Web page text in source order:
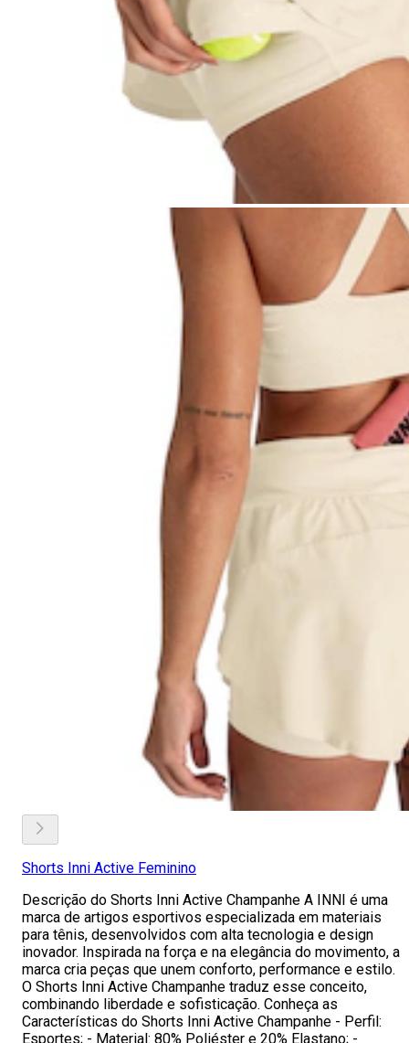
Shorts Inni Active Feminino
Descrição do Shorts Inni Active Champanhe A INNI é uma
marca de artigos esportivos especializada em materiais
para tênis, desenvolvidos com alta tecnologia e design
inovador. Inspirada na força e na elegância do movimento, a
marca cria peças que unem conforto, performance e estilo.
O Shorts Inni Active Champanhe traduz esse conceito,
combinando liberdade e sofisticação. Conheça as
Características do Shorts Inni Active Champanhe - Perfil:
Esportes; - Material: 80% Poliéster e 20% Elastano; -